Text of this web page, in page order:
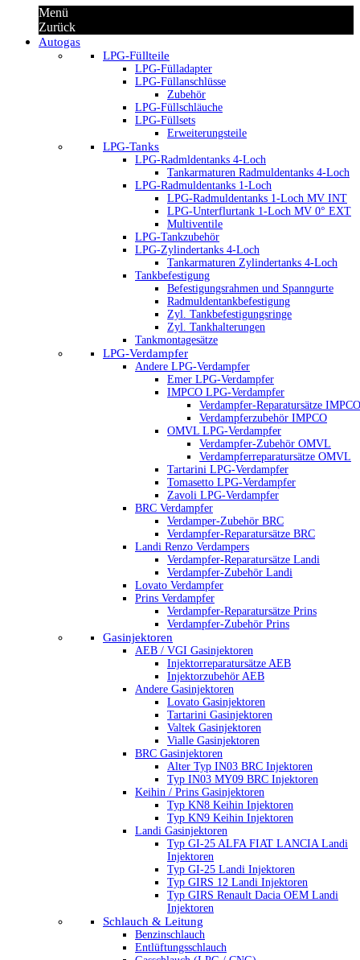
Menü
Zurück
Autogas
LPG-Füllteile
LPG-Fülladapter
LPG-Füllanschlüsse
Zubehör
LPG-Füllschläuche
LPG-Füllsets
Erweiterungsteile
LPG-Tanks
LPG-Radmldentanks 4-Loch
Tankarmaturen Radmuldentanks 4-Loch
LPG-Radmuldentanks 1-Loch
LPG-Radmuldentanks 1-Loch MV INT
LPG-Unterflurtank 1-Loch MV 0° EXT
Multiventile
LPG-Tankzubehör
LPG-Zylindertanks 4-Loch
Tankarmaturen Zylindertanks 4-Loch
Tankbefestigung
Befestigungsrahmen und Spanngurte
Radmuldentankbefestigung
Zyl. Tankbefestigungsringe
Zyl. Tankhalterungen
Tankmontagesätze
LPG-Verdampfer
Andere LPG-Verdampfer
Emer LPG-Verdampfer
IMPCO LPG-Verdampfer
Verdampfer-Reparatursätze IMPCO
Verdampferzubehör IMPCO
OMVL LPG-Verdampfer
Verdampfer-Zubehör OMVL
Verdampferreparatursätze OMVL
Tartarini LPG-Verdampfer
Tomasetto LPG-Verdampfer
Zavoli LPG-Verdampfer
BRC Verdampfer
Verdamper-Zubehör BRC
Verdampfer-Reparatursätze BRC
Landi Renzo Verdampers
Verdampfer-Reparatursätze Landi
Verdampfer-Zubehör Landi
Lovato Verdampfer
Prins Verdampfer
Verdampfer-Reparatursätze Prins
Verdampfer-Zubehör Prins
Gasinjektoren
AEB / VGI Gasinjektoren
Injektorreparatursätze AEB
Injektorzubehör AEB
Andere Gasinjektoren
Lovato Gasinjektoren
Tartarini Gasinjektoren
Valtek Gasinjektoren
Vialle Gasinjektoren
BRC Gasinjektoren
Alter Typ IN03 BRC Injektoren
Typ IN03 MY09 BRC Injektoren
Keihin / Prins Gasinjektoren
Typ KN8 Keihin Injektoren
Typ KN9 Keihin Injektoren
Landi Gasinjektoren
Typ GI-25 ALFA FIAT LANCIA Landi
Injektoren
Typ GI-25 Landi Injektoren
Typ GIRS 12 Landi Injektoren
Typ GIRS Renault Dacia OEM Landi
Injektoren
Schlauch & Leitung
Benzinschlauch
Entlüftungsschlauch